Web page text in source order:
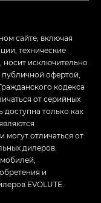
сайте, включая
технические
носит исключительно
офертой,
кодекса
от серийных
только как
отличаться от
дилеров.
и
EVOLUTE.